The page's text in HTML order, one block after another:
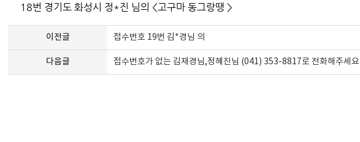
18번 경기도 화성시 정*진 님의 <고구마 동그랑땡 >
이전글 접수번호 19번 김*경님 의
다음글 접수번호가 없는 김재경님,정혜진님 (041) 353-8817로 전화해주세요